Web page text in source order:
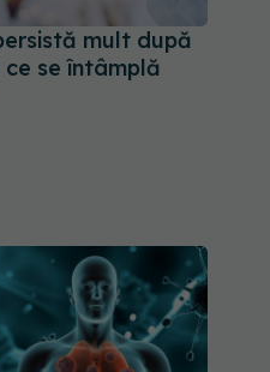
mult după
se întâmplă